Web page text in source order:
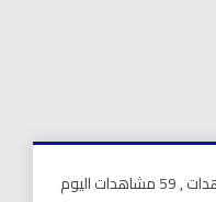
, 59 مشاهدات اليوم